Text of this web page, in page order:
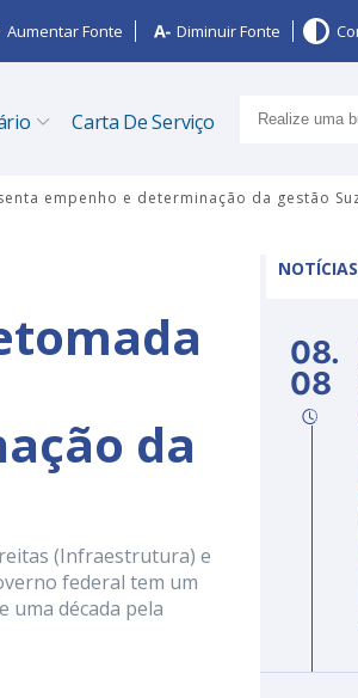
Aumentar Fonte Diminuir Fonte
Carta De Serviço
empenho e determinação da gestão
da
(Infraestrutura) e
federal tem um
uma década pela
08.
08